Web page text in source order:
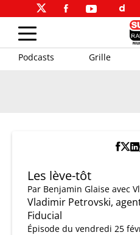
Podcasts Grille
Les lève-tôt
Par Benjamin Glaise avec
Vladimir Petrovski,
Fiducial
Épisode du vendredi 25